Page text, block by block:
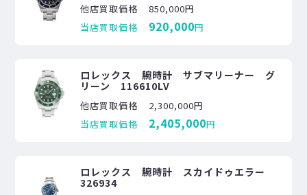
他店買取価格
850,000円
当店買取価格
920,000円
ロレックス 腕時計 サブマリーナー グ
リーン 116610LV
他店買取価格
2,300,000円
当店買取価格
2,405,000円
ロレックス 腕時計 スカイドゥエラー
326934